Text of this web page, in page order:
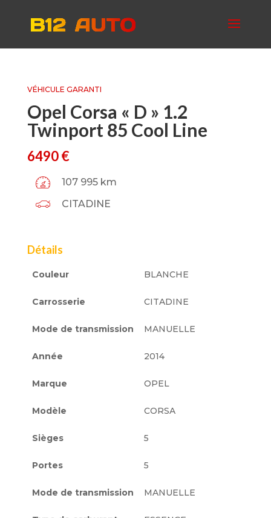
VÉHICULE GARANTI
Opel Corsa « D » 1.2
Twinport 85 Cool Line
6490€
107 995 km
CITADINE
Détails
Couleur BLANCHE
Carrosserie CITADINE
Mode de transmission MANUELLE
Année 2014
Marque OPEL
Modèle CORSA
Sièges 5
Portes 5
Mode de transmission MANUELLE